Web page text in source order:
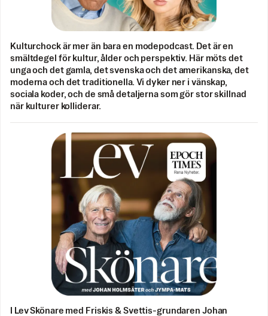
Kulturchock är mer än bara en modepodcast. Det är en
smältdegel för kultur, ålder och perspektiv. Här möts det
unga och det gamla, det svenska och det amerikanska, det
moderna och det traditionella. Vi dyker ner i vänskap,
sociala koder, och de små detaljerna som gör stor skillnad
när kulturer kolliderar.
I Lev Skönare med Friskis & Svettis-grundaren Johan